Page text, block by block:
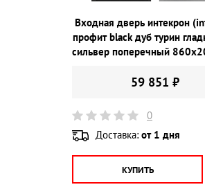
Входная дверь интекрон
профит black дуб турин
сильвер поперечный
59 851 ₽
0
Доставка: от 1 дня
КУПИТЬ